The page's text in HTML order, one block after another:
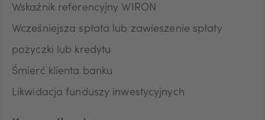
Wskaźnik referencyjny WIRON
Wcześniejsza spłata lub zawieszenie spłaty
pożyczki lub kredytu
Śmierć klienta banku
Likwidacja funduszy inwestycyjnych